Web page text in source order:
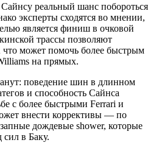
Сайнсу реальный шанс побороться
эксперты сходятся во мнении,
является финиш в очковой
трассы позволяют
что может помочь более быстрым
на прямых.
поведение шин в длинном
и способность Сайнса
с более быстрыми Ferrari и
внести коррективы — по
дождевые shower, которые
сил в Баку.